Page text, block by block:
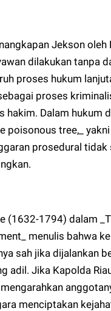
Jekson oleh
dilakukan tanpa
proses hukum
proses
hakim. Dalam hukum
poisonous tree,_
prosedural tidak
(1632-1794) dalam
menulis bahwa
sah jika dijalankan
adil. Jika Kapolda
menciptakan